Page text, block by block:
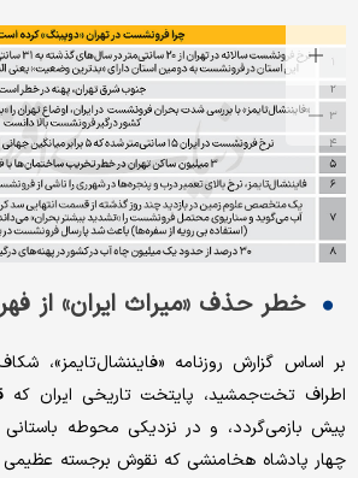
خطر حذف «میراث ایران» از
بر اساس گزارش روزنامه «فایننشال‌‌تایمز»،
پیش بازمی‌گردد، و در نزدیکی محوطه
چهار پادشاه هخامنشی که نقوش برجسته